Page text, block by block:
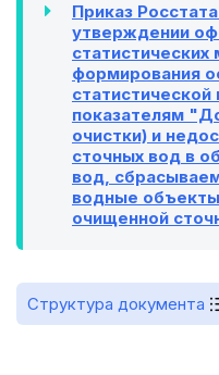
Приказ
утверждении
формирования
показателям
очистки) и
сточных вод в
вод,
водные
очищенной
Структура документа